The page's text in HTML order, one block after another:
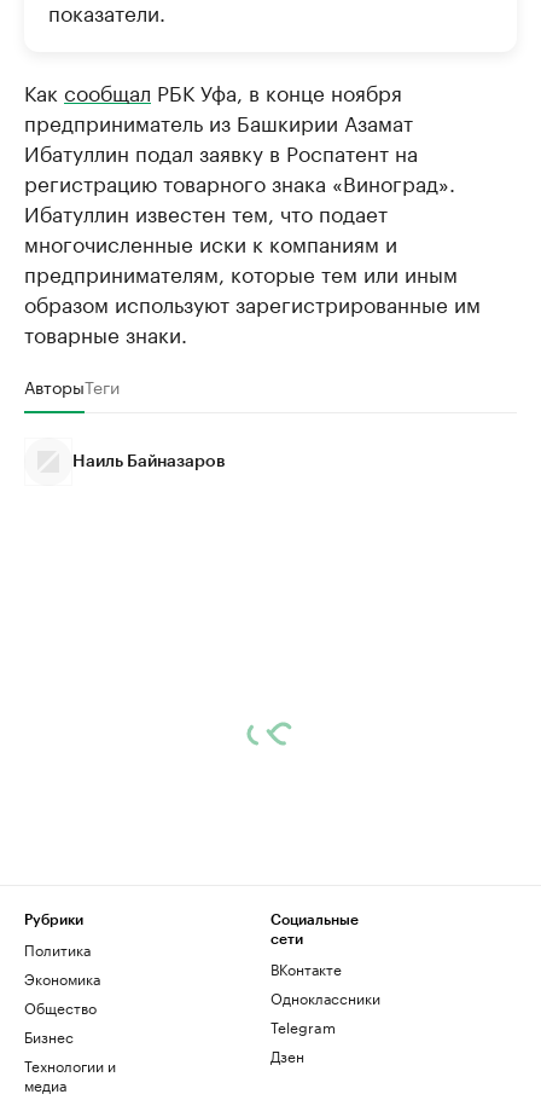
показатели.
Как сообщал РБК Уфа, в конце ноября
предприниматель из Башкирии Азамат
Ибатуллин подал заявку в Роспатент на
регистрацию товарного знака «Виноград».
Ибатуллин известен тем, что подает
многочисленные иски к компаниям и
предпринимателям, которые тем или иным
образом используют зарегистрированные им
товарные знаки.
АвторыТеги
Наиль Байназаров
Рубрики
Политика
Экономика
Общество
Бизнес
Технологии и
медиа
Социальные
сети
ВКонтакте
Одноклассники
Telegram
Дзен